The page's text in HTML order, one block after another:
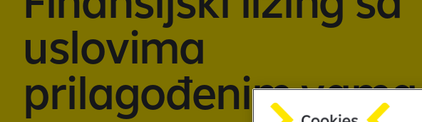
uslovima
prilagođenim vama